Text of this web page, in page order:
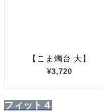
フィット４